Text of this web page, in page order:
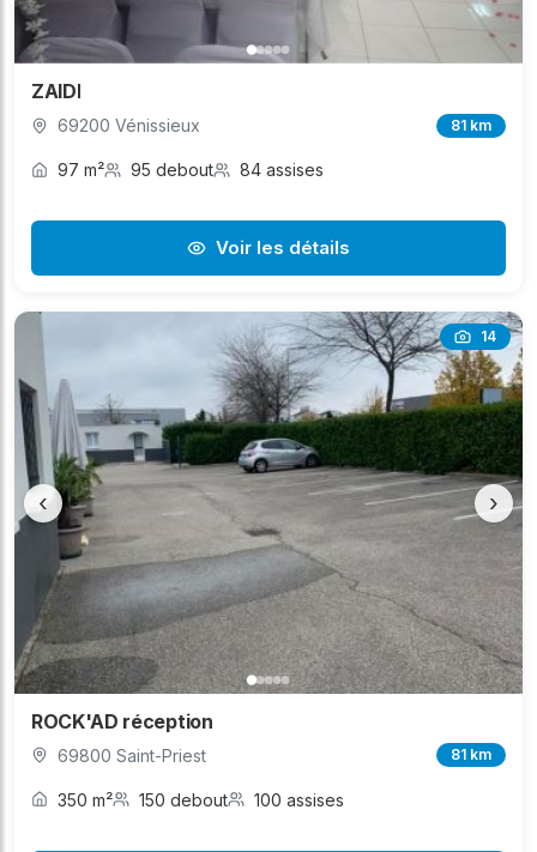
ZAIDI
69200 Vénissieux 81 km
97 m² 95 debout 84 assises
Voir les détails
14
‹ ›
ROCK'AD réception
69800 Saint-Priest 81 km
350 m² 150 debout 100 assises